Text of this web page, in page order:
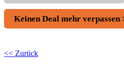
Keinen Deal mehr verpassen
<< Zurück